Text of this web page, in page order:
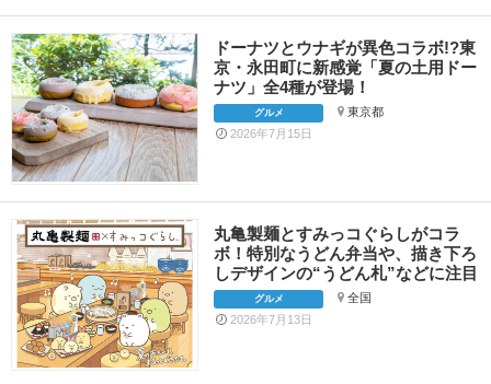
ドーナツとウナギが異色コラボ!?東
京・永田町に新感覚「夏の土用ドー
ナツ」全4種が登場！
グルメ
東京都
2026年7月15日
丸亀製麺とすみっコぐらしがコラ
ボ！特別なうどん弁当や、描き下ろ
しデザインの“うどん札”などに注目
グルメ
全国
2026年7月13日